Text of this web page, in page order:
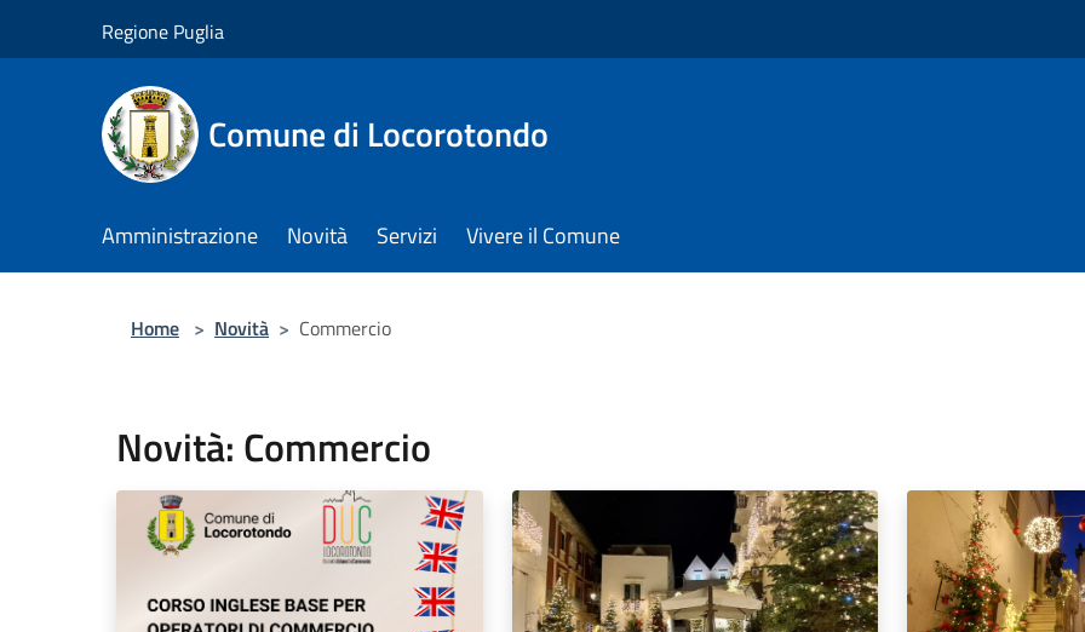
Regione Puglia
Comune di Locorotondo
Amministrazione Novità Servizi Vivere il Comune
Home > Novità > Commercio
Novità: Commercio